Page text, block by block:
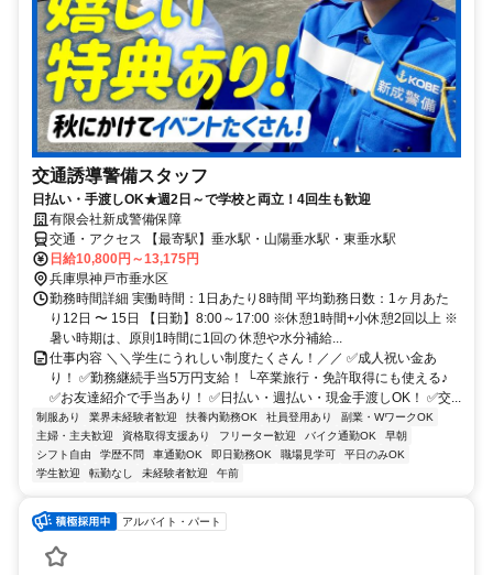
交通誘導警備スタッフ
日払い・手渡しOK★週2日～で学校と両立！4回生も歓迎
有限会社新成警備保障
交通・アクセス 【最寄駅】垂水駅・山陽垂水駅・東垂水駅
日給10,800円～13,175円
兵庫県神戸市垂水区
勤務時間詳細 実働時間：1日あたり8時間 平均勤務日数：1ヶ月あた
り12日 〜 15日 【日勤】8:00～17:00 ※休憩1時間+小休憩2回以上 ※
暑い時期は、原則1時間に1回の 休憩や水分補給...
仕事内容 ＼＼学生にうれしい制度たくさん！／／ ✅成人祝い金あ
り！ ✅勤務継続手当5万円支給！ └卒業旅行・免許取得にも使える♪
✅お友達紹介で手当あり！ ✅日払い・週払い・現金手渡しOK！ ✅交...
制服あり 業界未経験者歓迎 扶養内勤務OK 社員登用あり
副業・WワークOK
主婦・主夫歓迎
資格取得支援あり フリーター歓迎 バイク通勤OK
早朝
シフト自由
学歴不問 車通勤OK 即日勤務OK 職場見学可
平日のみOK
学生歓迎
転勤なし 未経験者歓迎 午前
アルバイト・パート